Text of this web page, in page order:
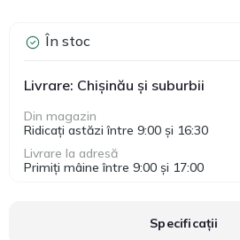
În stoc
Livrare: Chișinău și suburbii
Din magazin
Ridicați astăzi între 9:00 și 16:30
Livrare la adresă
Primiți mâine între 9:00 și 17:00
Specificații